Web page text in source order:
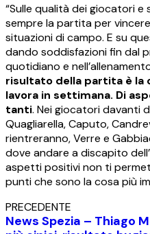
“Sulle qualità dei giocatori e
sempre la partita per
situazioni di campo. E su
dando soddisfazioni fin dal
quotidiano e
risultato della partita è la
lavora in settimana. Di
tanti. Nei giocatori davanti
Quagliarella, Caputo,
rientreranno, Verre e
dove andare a discapito
aspetti positivi non ti
punti che sono la cosa più
PRECEDENTE
News Spezia – Thiago